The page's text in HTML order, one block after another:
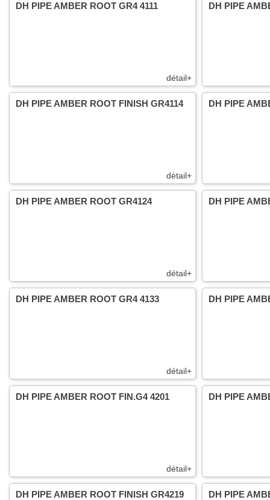
détail+
DH PIPE AMBER ROOT GR4 4111 DH PIPE
détail+
DH PIPE AMBER ROOT FINISH GR4114 DH PIPE
détail+
DH PIPE AMBER ROOT GR4124 DH PIPE
détail+
DH PIPE AMBER ROOT GR4 4133 DH PIPE
détail+
DH PIPE AMBER ROOT FIN.G4 4201 DH PIPE
DH PIPE AMBER ROOT FINISH GR4219 DH PIPE